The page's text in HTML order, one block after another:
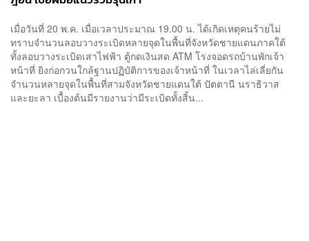
เมื่อวันที่ 20 พ.ค. เมื่อเวลาประมาณ 19.00 น. ได้เกิดเหตุคนร้ายไม่
ทราบจำนวนลอบวางระเบิดหลายจุดในพื้นที่จังหวัดชายแดนภาคใต้
ทั้งลอบวางระเบิดเสาไฟฟ้า ตู้กดเงินสด ATM โรงจอดรถบ้านพักเจ้า
หน้าที่ ยิงก่อกวนใกล้ฐานปฏิบัติการของเจ้าหน้าที่ ในเวลาไล่เลี่ยกัน
จำนวนหลายจุดในพื้นที่สามจังหวัดชายแดนใต้ ปัตตานี นราธิวาส
และยะลา เบื้องต้นมีรายงานว่ามีระเบิดทั้งสิ้น...